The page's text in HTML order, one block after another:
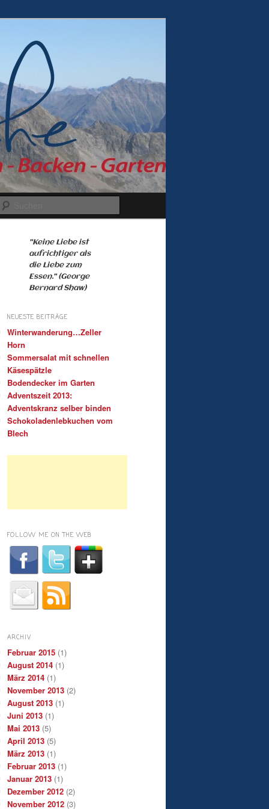
"Keine Liebe ist
aufrichtiger als
die Liebe zum
Essen." (George
Bernard Shaw)
NEUESTE BEITRÄGE
Winterwanderung…Zeller
Horn
Sommersalat mit schnellen
Käsespätzle
Bodendecker im Garten
Adventszeit 2013:
Adventskranz selber binden
Schokoladenlebkuchen vom
Blech
FOLLOW ME ON THE WEB
ARCHIV
Februar 2015 (1)
August 2014 (1)
März 2014 (1)
November 2013 (2)
August 2013 (1)
Juni 2013 (1)
Mai 2013 (5)
April 2013 (5)
März 2013 (1)
Februar 2013 (1)
Januar 2013 (1)
Dezember 2012 (2)
November 2012 (3)